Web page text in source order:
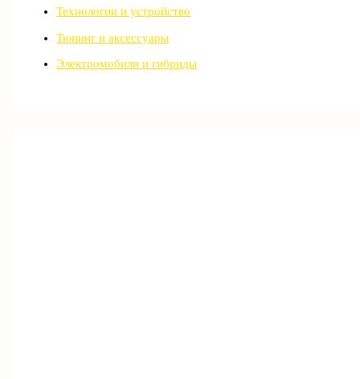
Технологии и устройство
Тюнинг и аксессуары
Электромобили и гибриды